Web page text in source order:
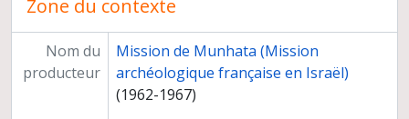
Zone du contexte
Nom du
producteur
Mission de Munhata (Mission
archéologique française en Israël)
(1962-1967)